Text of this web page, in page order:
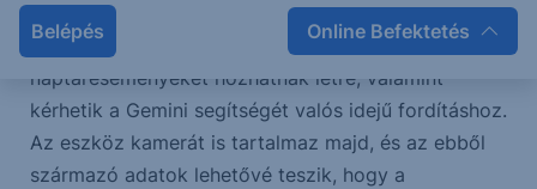
Belépés Online Befektetés
hanghívásokat fogadhatnak, értesítések
összefoglalását hallgathatják meg,
naptáreseményeket hozhatnak létre, valamint
kérhetik a Gemini segítségét valós idejű fordításhoz.
Az eszköz kamerát is tartalmaz majd, és az ebből
származó adatok lehetővé teszik, hogy a